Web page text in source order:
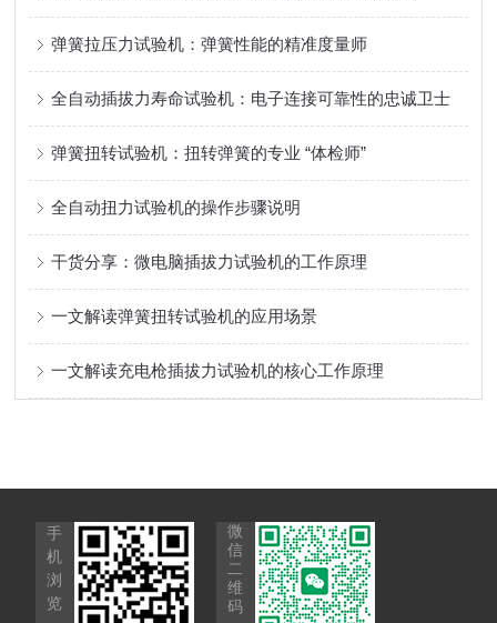
弹簧拉压力试验机：弹簧性能的精准度量师
全自动插拔力寿命试验机：电子连接可靠性的忠诚卫士
弹簧扭转试验机：扭转弹簧的专业 “体检师”
全自动扭力试验机的操作步骤说明
干货分享：微电脑插拔力试验机的工作原理
一文解读弹簧扭转试验机的应用场景
一文解读充电枪插拔力试验机的核心工作原理
手
机
浏
览
微
信
二
维
码